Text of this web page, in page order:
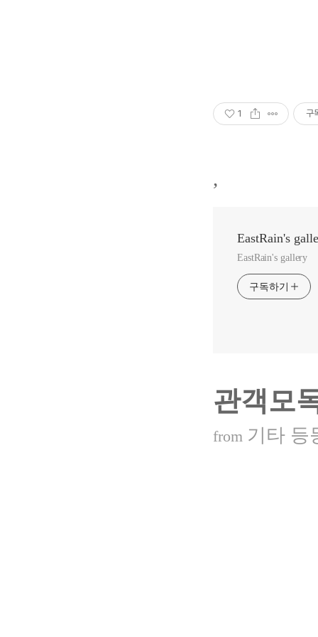
1 구
,
EastRain's
EastRain's gallery
구독하기
관객모
from 기타 등